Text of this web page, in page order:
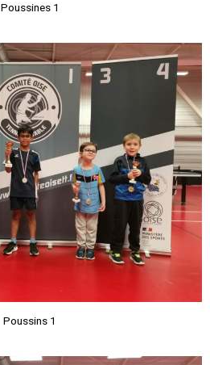
Poussines 1
Poussins 1